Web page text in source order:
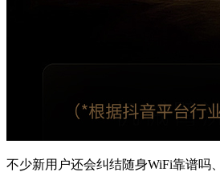
不少新用户还会纠结随身WiFi靠谱吗